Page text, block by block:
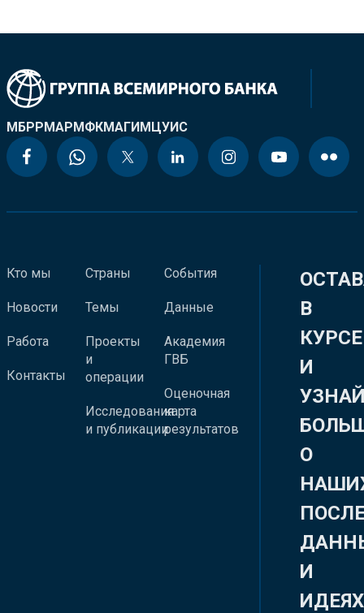
МБРРМАРМФКМАГИМЦУИС
Кто мы
Новости
Работа
Контакты
Страны
Темы
Проекты
и
операции
Исследования
и публикации
События
Данные
Академия
ГВБ
Оценочная
карта
результатов
В
КУРСЕ
И
О
И
ИДЕЯХ